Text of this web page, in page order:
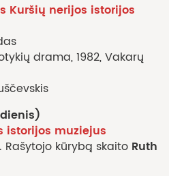
Kuršių nerijos istorijos
drama, 1982, Vakarų
istorijos muziejus
Rašytojo kūrybą skaito Ruth